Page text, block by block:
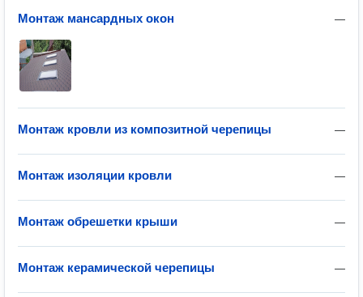
—
Монтаж мансардных окон
—
Монтаж кровли из композитной черепицы
—
Монтаж изоляции кровли
—
Монтаж обрешетки крыши
—
Монтаж керамической черепицы